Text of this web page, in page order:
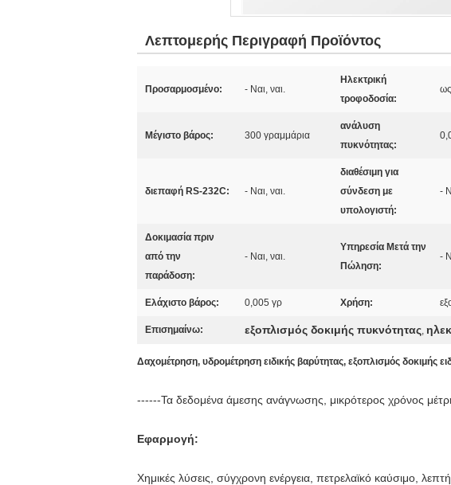
Λεπτομερής Περιγραφή Προϊόντος
Προσαρμοσμένο: - Ναι, ναι.
Ηλεκτρική
τροφοδοσία:
Μέγιστο βάρος: 300 γραμμάρια
ανάλυση
πυκνότητας:
διεπαφή RS-232C: - Ναι, ναι.
διαθέσιμη για
σύνδεση με
υπολογιστή:
-
Δοκιμασία πριν
από την
παράδοση:
- Ναι, ναι.
Υπηρεσία Μετά την
Πώληση:
-
Ελάχιστο βάρος: 0,005 γρ Χρήση:
Επισημαίνω: εξοπλισμός δοκιμής πυκνότητας,
Δαχομέτρηση, υδρομέτρηση ειδικής βαρύτητας, εξοπλισμός δοκιμής
------Τα δεδομένα άμεσης ανάγνωσης, μικρότερος χρόνος
Εφαρμογή:
Χημικές λύσεις, σύγχρονη ενέργεια, πετρελαϊκό καύσιμο,